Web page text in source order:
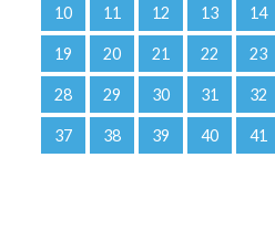
10 11 12 13 14
19 20 21 22 23
28 29 30 31 32
37 38 39 40 41